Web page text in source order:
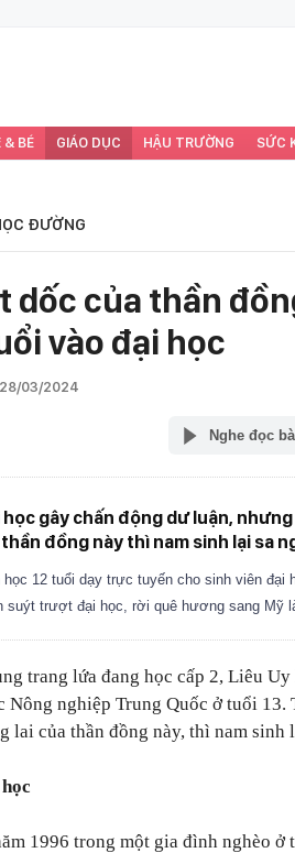
& BÉ GIÁO DỤC HẬU TRƯỜNG SỨC
ĐƯỜNG
dốc của thần
vào đại học
03/2024
Nghe đọc
gây chấn động dư luận,
đồng này thì nam sinh lại sa
học 12 tuổi dạy trực tuyến cho sinh viên đại
suýt trượt đại học, rời quê hương sang Mỹ
trang lứa đang học cấp 2, Liêu
Nông nghiệp Trung Quốc ở tuổi 13.
lai của thần đồng này, thì nam sinh
1996 trong một gia đình nghèo ở